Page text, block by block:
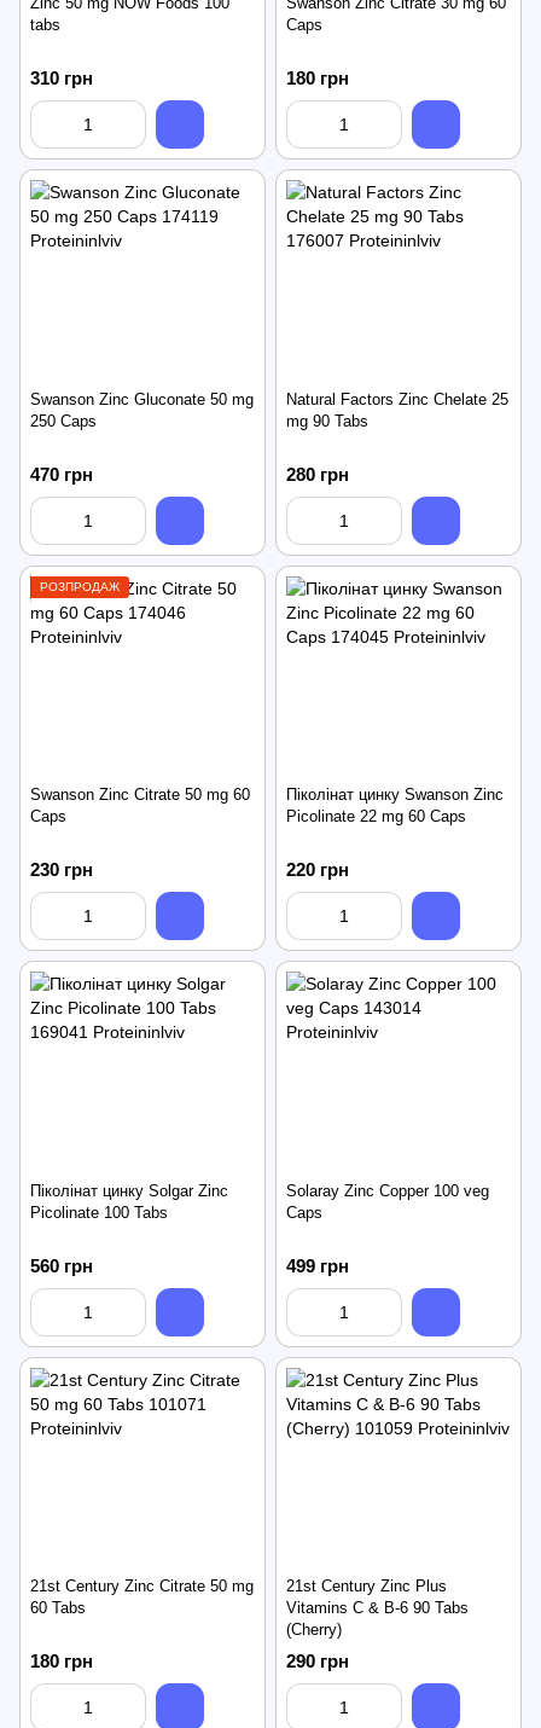
tabs
310 грн
Caps
180 грн
Swanson Zinc Gluconate 50 mg
250 Caps
470 грн
Natural Factors Zinc Chelate 25
mg 90 Tabs
280 грн
РОЗПРОДАЖ
Swanson Zinc Citrate 50 mg 60
Caps
230 грн
Піколінат цинку Swanson Zinc
Picolinate 22 mg 60 Caps
220 грн
Піколінат цинку Solgar Zinc
Picolinate 100 Tabs
560 грн
Solaray Zinc Copper 100 veg
Caps
499 грн
21st Century Zinc Citrate 50 mg
60 Tabs
180 грн
21st Century Zinc Plus
Vitamins C & B-6 90 Tabs
(Cherry)
290 грн